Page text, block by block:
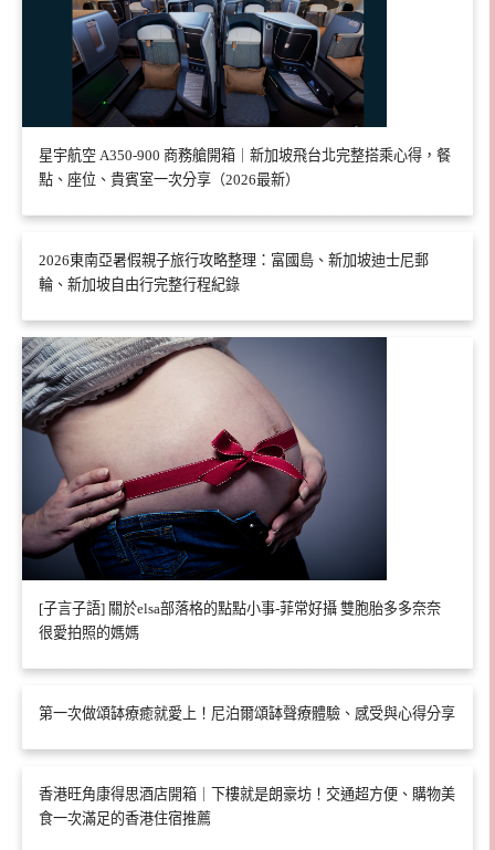
星宇航空 A350-900 商務艙開箱｜新加坡飛台北完整搭乘心得，餐
點、座位、貴賓室一次分享（2026最新）
2026東南亞暑假親子旅行攻略整理：富國島、新加坡迪士尼郵
輪、新加坡自由行完整行程紀錄
[子言子語] 關於elsa部落格的點點小事-菲常好攝 雙胞胎多多奈奈
很愛拍照的媽媽
第一次做頌缽療癒就愛上！尼泊爾頌缽聲療體驗、感受與心得分享
香港旺角康得思酒店開箱｜下樓就是朗豪坊！交通超方便、購物美
食一次滿足的香港住宿推薦